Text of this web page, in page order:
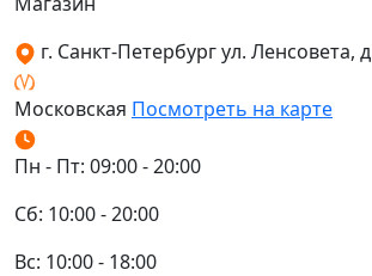
г. Санкт-Петербург ул. Ленсовета,
Московская Посмотреть на карте
Пн - Пт: 09:00 - 20:00
Сб: 10:00 - 20:00
Вс: 10:00 - 18:00